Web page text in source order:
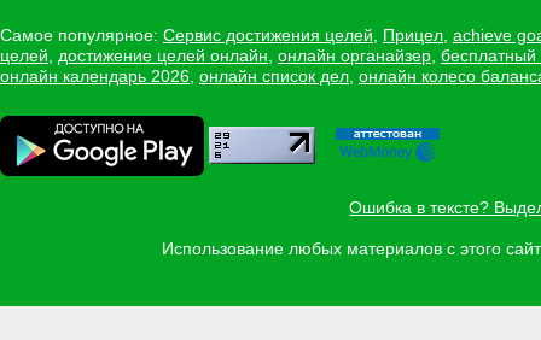
Самое популярное: Сервис достижения целей Прицел achieve
целей
достижение целей онлайн онлайн органайзер
онлайн календарь 2026 онлайн список дел онлайн колесо
Ошибка в тексте?
Использование любых материалов с этого
Задать вопрос